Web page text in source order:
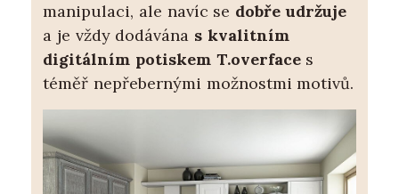
manipulaci, ale navíc se dobře udržuje
a je vždy dodávána s kvalitním
digitálním potiskem T.overfaces
téměř nepřebernými možnostmi motivů.